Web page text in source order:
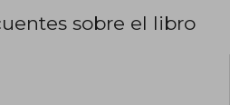
sobre el libro